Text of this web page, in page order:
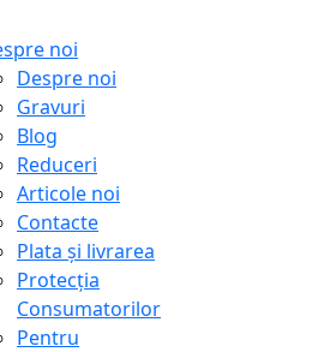
noi
Despre noi
Gravuri
Blog
Reduceri
Articole noi
Contacte
Plata și livrarea
Protecţia
Consumatorilor
Pentru